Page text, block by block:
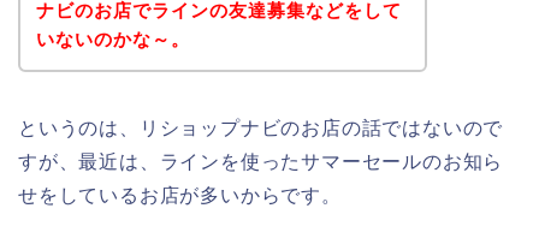
ナビのお店でラインの友達募集などをして
いないのかな～。
というのは、リショップナビのお店の話ではないので
すが、最近は、ラインを使ったサマーセールのお知ら
せをしているお店が多いからです。